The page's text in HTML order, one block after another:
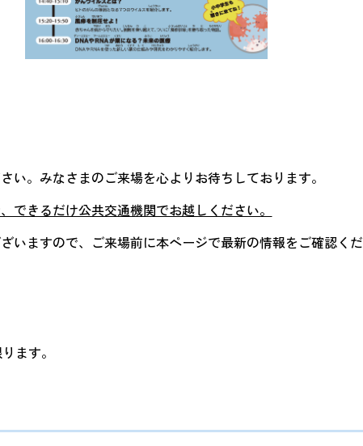
い。みなさまのご来場を心よりお待ちしております。
できるだけ公共交通機関でお越しください。
いますので、ご来場前に本ページで最新の情報をご確認くだ
ます。